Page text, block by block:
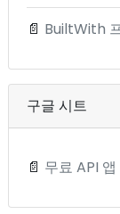
📄 BuiltWith
구글 시트
📄 무료 API